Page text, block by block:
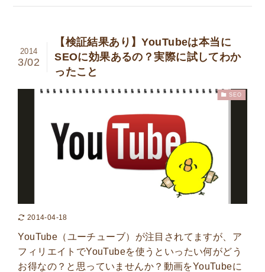
【検証結果あり】YouTubeは本当に
SEOに効果あるの？実際に試してわか
ったこと
2014
3/02
SEO
2014-04-18
YouTube（ユーチューブ）が注目されてますが、ア
フィリエイトでYouTubeを使うといったい何がどう
お得なの？と思っていませんか？動画をYouTubeに